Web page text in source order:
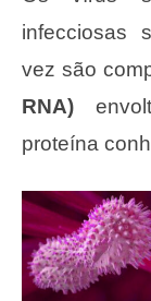
infecciosas
vez são
RNA)
proteína